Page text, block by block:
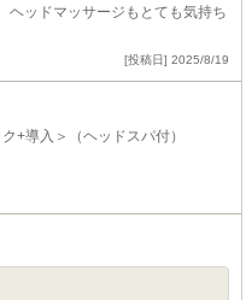
ヘッドマッサージもとても気持ち
[投稿日] 2025/8/19
+導入＞（ヘッドスパ付）